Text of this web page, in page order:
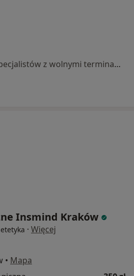
Brak dostępnych specjalistów z wolnymi terminami w tym centrum medycznym.
Insmind Kraków
· Więcej
• Mapa